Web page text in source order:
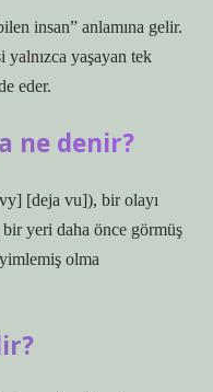
insan” anlamına gelir.
yalnızca yaşayan tek
eder.
ne denir?
[deja vu]), bir olayı
yeri daha önce görmüş
olma